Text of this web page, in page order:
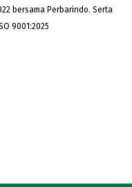
bersama Perbarindo. Serta
9001:2025